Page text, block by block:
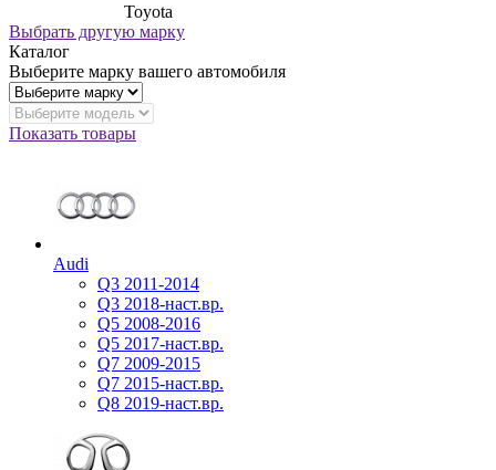
Toyota
Выбрать другую марку
Каталог
Выберите марку вашего автомобиля
Показать товары
Audi
Q3 2011-2014
Q3 2018-наст.вр.
Q5 2008-2016
Q5 2017-наст.вр.
Q7 2009-2015
Q7 2015-наст.вр.
Q8 2019-наст.вр.